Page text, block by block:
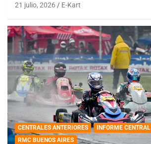
21 julio, 2026 E-Kart
CENTRALES ANTERIORES
INFORME CENTRAL
RMC BUENOS AIRES